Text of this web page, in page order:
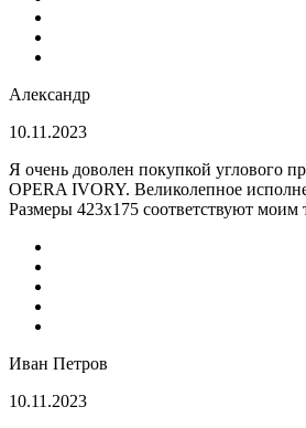
Александр
10.11.2023
Я очень доволен покупкой углового
OPERA IVORY. Великолепное
Размеры 423х175 соответствуют моим
Иван Петров
10.11.2023